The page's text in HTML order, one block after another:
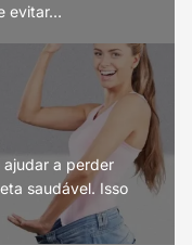
evitar…
ajudar a perder
saudável. Isso